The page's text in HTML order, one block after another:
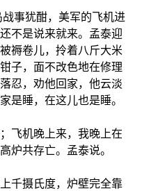
事犹酣，美军的飞机进
不是说来就来。孟泰迎
褥卷儿，拎着八斤大米
子，面不改色地在修理
忍，劝他回家，他云淡
是睡，在这儿也是睡。
机晚上来，我晚上在
炉共存亡。孟泰说。
摄氏度，炉壁完全靠